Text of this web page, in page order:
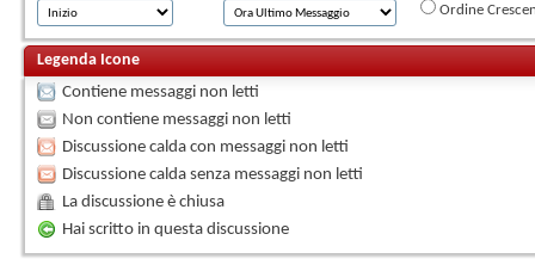
Ordine
Legenda Icone
Contiene messaggi non letti
Non contiene messaggi non letti
Discussione calda con messaggi non letti
Discussione calda senza messaggi non letti
La discussione è chiusa
Hai scritto in questa discussione